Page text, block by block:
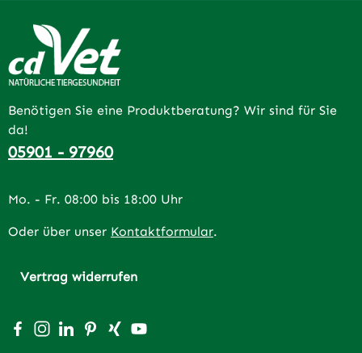
Benötigen Sie eine Produktberatung? Wir sind für Sie
da!
05901 - 97960
Mo. - Fr. 08:00 bis 18:00 Uhr
Oder über unser Kontaktformular.
Vertrag widerrufen
Besuche uns auf Facebook – öffnet in neuem Tab
Schau auf Instagram vorbei – öffnet in neuem Tab
Vernetze dich mit uns auf LinkedIn – öffnet in
Lass dich auf Pinterest inspirieren – öffnet
Vernetze dich mit uns auf Xing – öffnet
Sieh dir unsere Videos auf YouTube